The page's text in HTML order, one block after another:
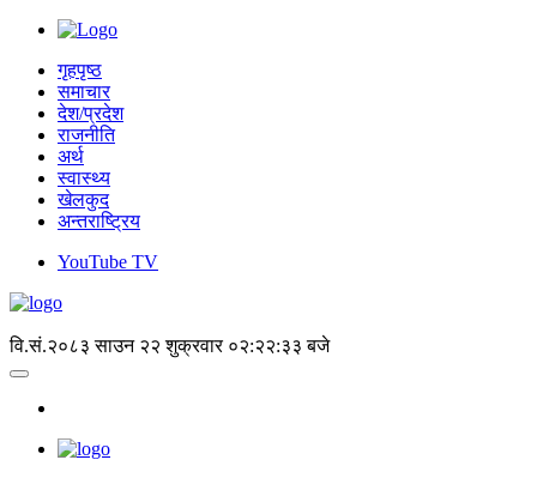
गृहपृष्ठ
समाचार
देश/प्रदेश
राजनीति
अर्थ
स्वास्थ्य
खेलकुद
अन्तराष्ट्रिय
YouTube TV
वि.सं.२०८३ साउन २२ शुक्रवार ०२:२२:३३ बजे